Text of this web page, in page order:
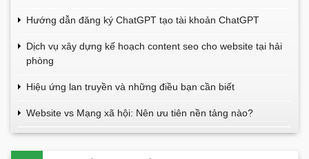
Hướng dẫn đăng ký ChatGPT tạo tài khoản ChatGPT
Dịch vụ xây dựng kế hoạch content seo cho website tại hải
phòng
Hiệu ứng lan truyền và những điều bạn cần biết
Website vs Mạng xã hội: Nên ưu tiên nền tảng nào?